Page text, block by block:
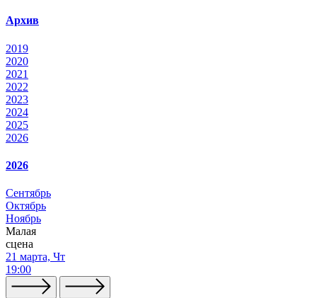
Архив
2019
2020
2021
2022
2023
2024
2025
2026
2026
Сентябрь
Октябрь
Ноябрь
Малая
сцена
21 марта, Чт
19:00